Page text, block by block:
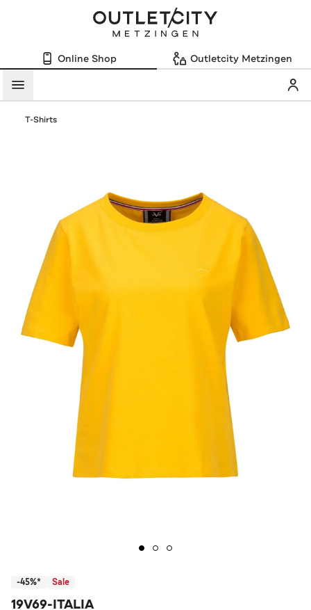
Online Shop Outletcity Metzingen
Menü
T-Shirts
-45%* Sale
19V69-ITALIA